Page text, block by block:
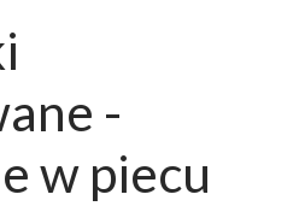
-
w piecu